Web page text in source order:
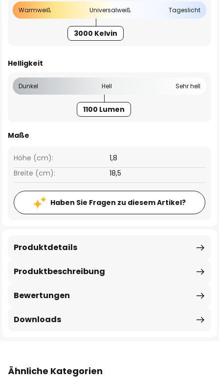
Warmweiß Universalweiß Tageslicht
3000 Kelvin
Helligkeit
Dunkel Hell Sehr hell
1100 Lumen
Maße
Breite (cm): 18,5
Höhe (cm): 1,8
Haben Sie Fragen zu diesem Artikel?
Produktbeschreibung
Produktdetails
Bewertungen
Downloads
Ähnliche Kategorien